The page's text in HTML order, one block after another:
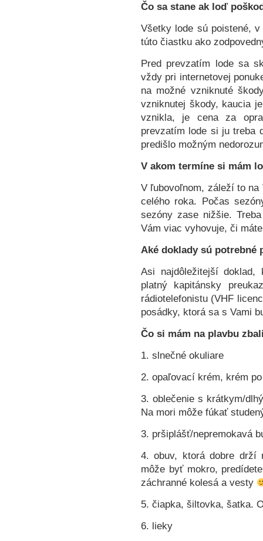
Čo sa stane ak loď
Všetky lode sú poistené,
túto čiastku ako
Pred prevzatím lode sa
vždy pri internetovej
na možné vzniknuté
vzniknutej škody, kaucia
vznikla, je cena za
prevzatím lode si ju treba
predišlo možným
V akom termíne si mám
V ľubovoľnom, záleží to na
celého roka. Počas
sezóny zase nižšie.
Vám viac vyhovuje, či
Aké doklady sú potrebné
Asi najdôležitejší doklad,
platný kapitánsky
rádiotelefonistu (VHF
posádky, ktorá sa s Vami
Čo si mám na plavbu
1. slnečné okuliare
2. opaľovací krém, krém
3. oblečenie s krátkym/
Na mori môže fúkať
3. pršiplášť/nepremokavá
4. obuv, ktorá dobre drží
môže byť mokro,
záchranné kolesá a vesty
5. čiapka, šiltovka, šatka.
6. lieky